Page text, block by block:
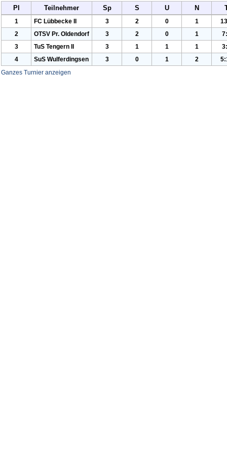
Pl Teilnehmer Sp S U N
1 FC Lübbecke II 3 2 0 1
2
OTSV Pr. Oldendorf 3 2 0 1
3
TuS Tengern II 3 1 1 1
4
SuS Wulferdingsen 3 0 1 2
Ganzes Turnier anzeigen